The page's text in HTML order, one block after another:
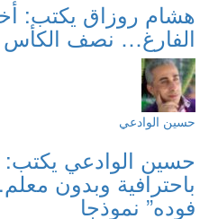
هشام روزاق يكتب:
الفارغ… نصف الكأس
حسين الوادعي
حسين الوادعي يكتب:
باحترافية وبدون
فوده” نموذجا